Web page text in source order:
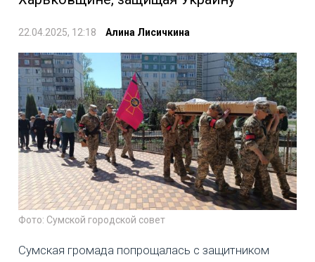
22.04.2025, 12:18 Алина Лисичкина
Фото: Сумской городской совет
Сумская громада попрощалась с защитником